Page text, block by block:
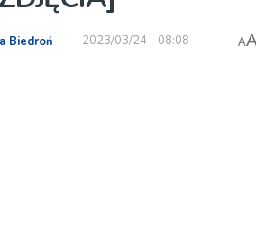
Biedroń 2023/03/24 - 08:08 A